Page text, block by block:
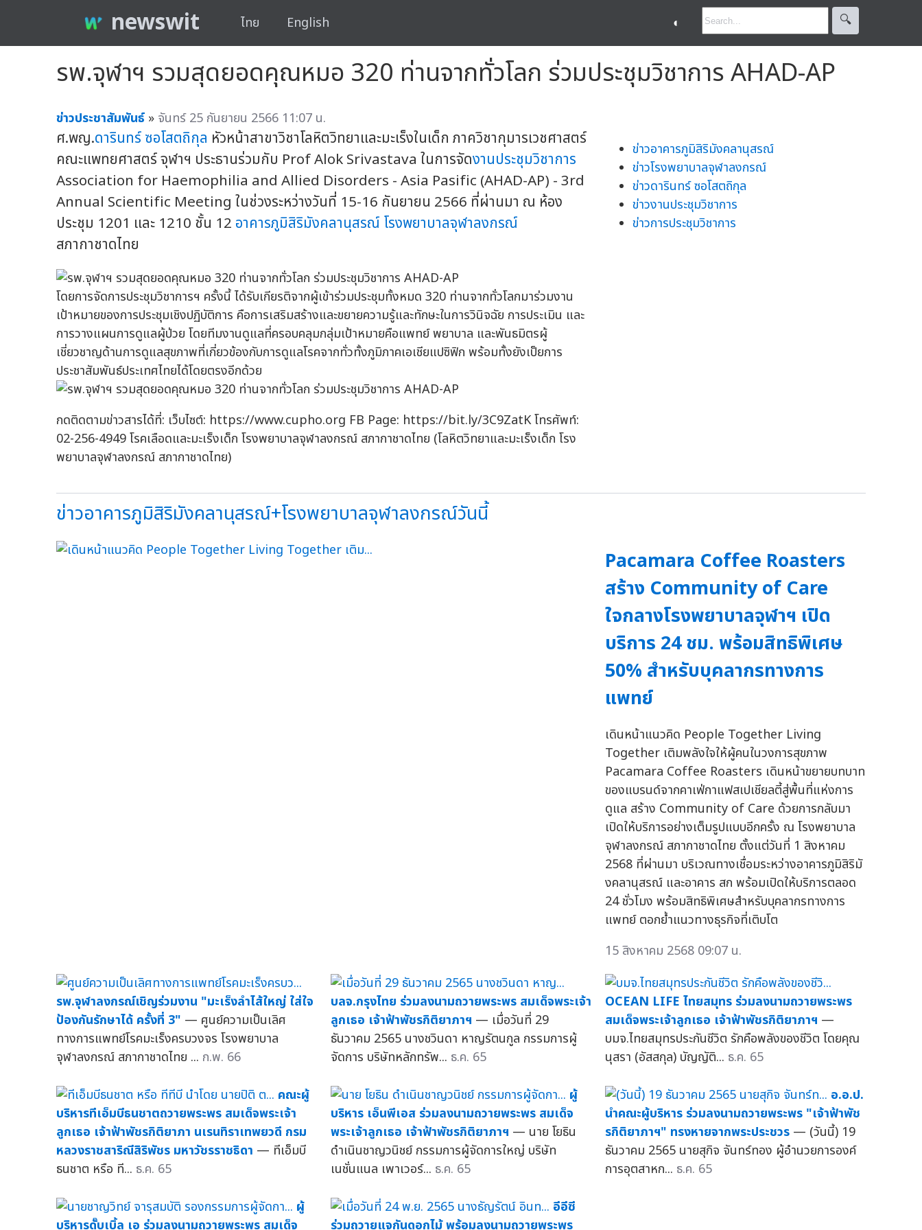
newswit ไทย English ◐ 🔍︎
รพ.จุฬาฯ รวมสุดยอดคุณหมอ 320 ท่านจากทั่วโลก ร่วมประชุมวิชาการ AHAD-AP
ข่าวประชาสัมพันธ์ » จันทร์ 25 กันยายน 2566 11:07 น.
ศ.พญ.ดารินทร์ ซอโสตถิกุล หัวหน้าสาขาวิชาโลหิตวิทยาและมะเร็งในเด็ก ภาควิชากุมารเวชศาสตร์
คณะแพทยศาสตร์ จุฬาฯ ประธานร่วมกับ Prof Alok Srivastava ในการจัดงานประชุมวิชาการ
Association for Haemophilia and Allied Disorders - Asia Pasific (AHAD-AP) - 3rd
Annual Scientific Meeting ในช่วงระหว่างวันที่ 15-16 กันยายน 2566 ที่ผ่านมา ณ ห้อง
ประชุม 1201 และ 1210 ชั้น 12 อาคารภูมิสิริมังคลานุสรณ์ โรงพยาบาลจุฬาลงกรณ์
สภากาชาดไทย
โดยการจัดการประชุมวิชาการฯ ครั้งนี้ ได้รับเกียรติจากผู้เข้าร่วมประชุมทั้งหมด 320 ท่านจากทั่วโลกมาร่วมงาน
เป้าหมายของการประชุมเชิงปฏิบัติการ คือการเสริมสร้างและขยายความรู้และทักษะในการวินิจฉัย การประเมิน และ
การวางแผนการดูแลผู้ป่วย โดยทีมงานดูแลที่ครอบคลุมกลุ่มเป้าหมายคือแพทย์ พยาบาล และพันธมิตรผู้
เชี่ยวชาญด้านการดูแลสุขภาพที่เกี่ยวข้องกับการดูแลโรคจากทั่วทั้งภูมิภาคเอเชียแปซิฟิก พร้อมทั้งยังเป็ยการ
ประชาสัมพันธ์ประเทศไทยได้โดยตรงอีกด้วย
กดติดตามข่าวสารได้ที่: เว็บไซต์: https://www.cupho.org FB Page: https://bit.ly/3C9ZatK โทรศัพท์:
02-256-4949 โรคเลือดและมะเร็งเด็ก โรงพยาบาลจุฬาลงกรณ์ สภากาชาดไทย (โลหิตวิทยาและมะเร็งเด็ก โรง
พยาบาลจุฬาลงกรณ์ สภากาชาดไทย)
ข่าวอาคารภูมิสิริมังคลานุสรณ์
ข่าวโรงพยาบาลจุฬาลงกรณ์
ข่าวดารินทร์ ซอโสตถิกุล
ข่าวงานประชุมวิชาการ
ข่าวการประชุมวิชาการ
ข่าวอาคารภูมิสิริมังคลานุสรณ์+โรงพยาบาลจุฬาลงกรณ์วันนี้
Pacamara Coffee Roasters
สร้าง Community of Care
ใจกลางโรงพยาบาลจุฬาฯ เปิด
บริการ 24 ชม. พร้อมสิทธิพิเศษ
50% สำหรับบุคลากรทางการ
แพทย์
เดินหน้าแนวคิด People Together Living
Together เติมพลังใจให้ผู้คนในวงการสุขภาพ
Pacamara Coffee Roasters เดินหน้าขยายบทบาท
ของแบรนด์จากคาเฟ่กาแฟสเปเชียลตี้สู่พื้นที่แห่งการ
ดูแล สร้าง Community of Care ด้วยการกลับมา
เปิดให้บริการอย่างเต็มรูปแบบอีกครั้ง ณ โรงพยาบาล
จุฬาลงกรณ์ สภากาชาดไทย ตั้งแต่วันที่ 1 สิงหาคม
2568 ที่ผ่านมา บริเวณทางเชื่อมระหว่างอาคารภูมิสิริมั
งคลานุสรณ์ และอาคาร สก พร้อมเปิดให้บริการตลอด
24 ชั่วโมง พร้อมสิทธิพิเศษสำหรับบุคลากรทางการ
แพทย์ ตอกย้ำแนวทางธุรกิจที่เติบโต
15 สิงหาคม 2568 09:07 น.
รพ.จุฬาลงกรณ์เชิญร่วมงาน "มะเร็งลำไส้ใหญ่ ใส่ใจ
ป้องกันรักษาได้ ครั้งที่ 3" — ศูนย์ความเป็นเลิศ
ทางการแพทย์โรคมะเร็งครบวงจร โรงพยาบาล
จุฬาลงกรณ์ สภากาชาดไทย ... ก.พ. 66
บลจ.กรุงไทย ร่วมลงนามถวายพระพร สมเด็จพระเจ้า
ลูกเธอ เจ้าฟ้าพัชรกิติยาภาฯ — เมื่อวันที่ 29
ธันวาคม 2565 นางชวินดา หาญรัตนกูล กรรมการผู้
จัดการ บริษัทหลักทรัพ... ธ.ค. 65
OCEAN LIFE ไทยสมุทร ร่วมลงนามถวายพระพร
สมเด็จพระเจ้าลูกเธอ เจ้าฟ้าพัชรกิติยาภาฯ —
บมจ.ไทยสมุทรประกันชีวิต รักคือพลังของชีวิต โดยคุณ
นุสรา (อัสสกุล) บัญญัติ... ธ.ค. 65
คณะผู้
บริหารทีเอ็มบีธนชาตถวายพระพร สมเด็จพระเจ้า
ลูกเธอ เจ้าฟ้าพัชรกิติยาภา นเรนทิราเทพยวดี กรม
หลวงราชสาริณีสิริพัชร มหาวัชรราชธิดา — ทีเอ็มบี
ธนชาต หรือ ที... ธ.ค. 65
ผู้
บริหาร เอ็นพีเอส ร่วมลงนามถวายพระพร สมเด็จ
พระเจ้าลูกเธอ เจ้าฟ้าพัชรกิติยาภาฯ — นาย โยธิน
ดำเนินชาญวนิชย์ กรรมการผู้จัดการใหญ่ บริษัท
เนชั่นแนล เพาเวอร์... ธ.ค. 65
อ.อ.ป.
นำคณะผู้บริหาร ร่วมลงนามถวายพระพร "เจ้าฟ้าพัช
รกิติยาภาฯ" ทรงหายจากพระประชวร — (วันนี้) 19
ธันวาคม 2565 นายสุกิจ จันทร์ทอง ผู้อำนวยการองค์
การอุตสาหก... ธ.ค. 65
ผู้
บริหารดั๊บเบิ้ล เอ ร่วมลงนามถวายพระพร สมเด็จ
อีอีซี
ร่วมถวายแจกันดอกไม้ พร้อมลงนามถวายพระพร